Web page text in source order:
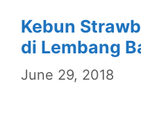
Kebun
di Lembang
June 29, 2018